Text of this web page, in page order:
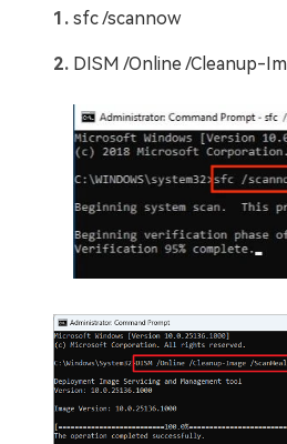
sfc /scannow
DISM /Online /Cleanup-